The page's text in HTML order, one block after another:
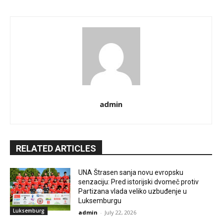
admin
RELATED ARTICLES
Luksemburg
UNA Štrasen sanja novu evropsku
senzaciju: Pred istorijski dvomeč protiv
Partizana vlada veliko uzbuđenje u
Luksemburgu
admin - July 22, 2026